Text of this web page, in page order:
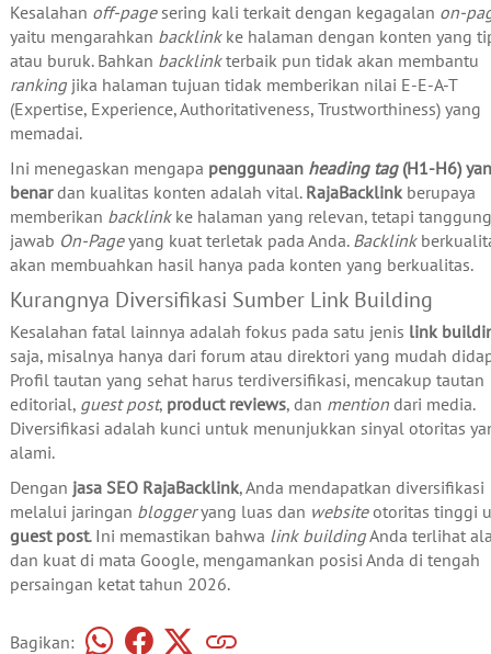
Kesalahan off-pagesering kali terkait dengan kegagalan on-
yaitu mengarahkan backlinkke halaman dengan konten yang
atau buruk. Bahkan backlinkterbaik pun tidak akan membantu
rankingjika halaman tujuan tidak memberikan nilai E-E-A-T
(Expertise, Experience, Authoritativeness, Trustworthiness) yang
memadai.
Ini menegaskan mengapa penggunaan heading tag(H1-H6)
benardan kualitas konten adalah vital. RajaBacklinkberupaya
memberikan backlinkke halaman yang relevan, tetapi tanggung
jawab On-Pageyang kuat terletak pada Anda. Backlink
akan membuahkan hasil hanya pada konten yang berkualitas.
Kurangnya Diversifikasi Sumber Link Building
Kesalahan fatal lainnya adalah fokus pada satu jenis link
saja, misalnya hanya dari forum atau direktori yang mudah
Profil tautan yang sehat harus terdiversifikasi, mencakup tautan
editorial, guest post, product reviews, dan mentiondari media.
Diversifikasi adalah kunci untuk menunjukkan sinyal otoritas
alami.
Dengan jasa SEO RajaBacklink, Anda mendapatkan diversifikasi
melalui jaringan bloggeryang luas dan websiteotoritas tinggi
guest post. Ini memastikan bahwa link buildingAnda terlihat
dan kuat di mata Google, mengamankan posisi Anda di tengah
persaingan ketat tahun 2026.
Bagikan: